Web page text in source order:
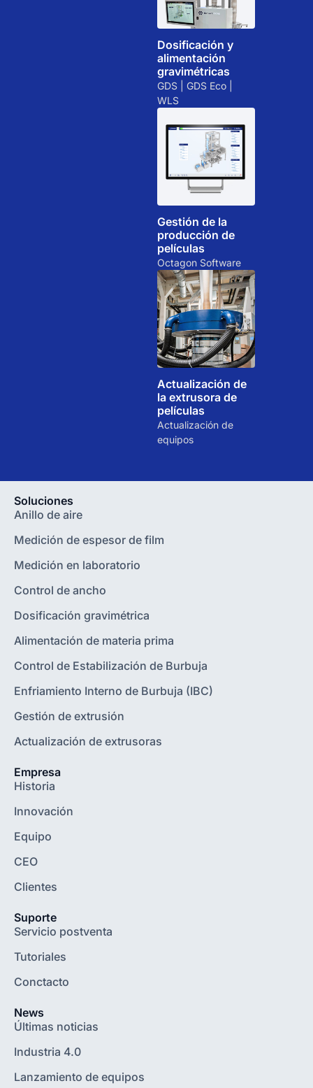
Dosificación y
alimentación
gravimétricas
GDS | GDS Eco |
WLS
Gestión de la
producción de
películas
Octagon Software
Actualización de
la extrusora de
películas
Actualización de
equipos
Soluciones
Anillo de aire
Medición de espesor de film
Medición en laboratorio
Control de ancho
Dosificación gravimétrica
Alimentación de materia prima
Control de Estabilización de Burbuja
Enfriamiento Interno de Burbuja (IBC)
Gestión de extrusión
Actualización de extrusoras
Empresa
Historia
Innovación
Equipo
CEO
Clientes
Suporte
Servicio postventa
Tutoriales
Conctacto
News
Últimas noticias
Industria 4.0
Lanzamiento de equipos